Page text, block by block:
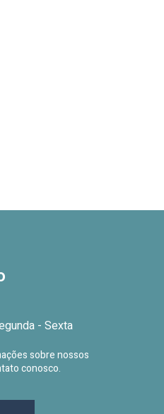
- Sexta
sobre nossos
conosco.